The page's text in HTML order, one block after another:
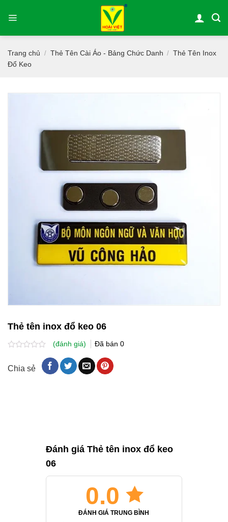
qua
Trang chủ / Thẻ Tên Cài Áo - Bảng Chức Danh / Thẻ Tên Inox
Đổ Keo
Thẻ tên inox đổ keo 06
xếp
hạng
(đánh giá) Đã bán 0
Chia sẻ
Đánh giá Thẻ tên inox đổ keo
06
0.0
ĐÁNH GIÁ TRUNG BÌNH